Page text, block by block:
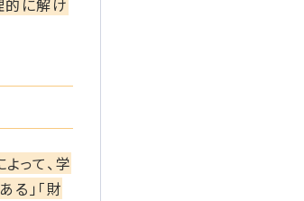
って、学
る」「財